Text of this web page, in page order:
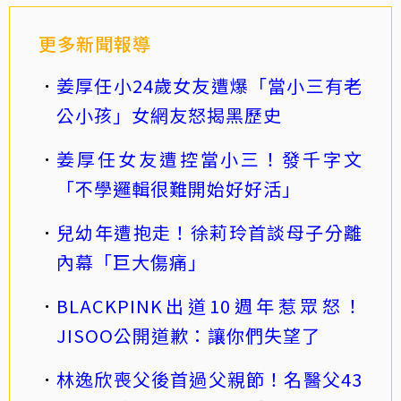
更多新聞報導
姜厚任小24歲女友遭爆「當小三有老
公小孩」女網友怒揭黑歷史
姜厚任女友遭控當小三！發千字文
「不學邏輯很難開始好好活」
兒幼年遭抱走！徐莉玲首談母子分離
內幕「巨大傷痛」
BLACKPINK出道10週年惹眾怒！
JISOO公開道歉：讓你們失望了
林逸欣喪父後首過父親節！名醫父43